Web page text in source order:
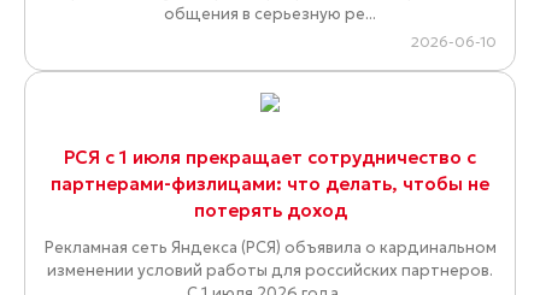
общения в серьезную ре...
2026-06-10
РСЯ с 1 июля прекращает сотрудничество с
партнерами-физлицами: что делать, чтобы не
потерять доход
Рекламная сеть Яндекса (РСЯ) объявила о кардинальном
изменении условий работы для российских партнеров.